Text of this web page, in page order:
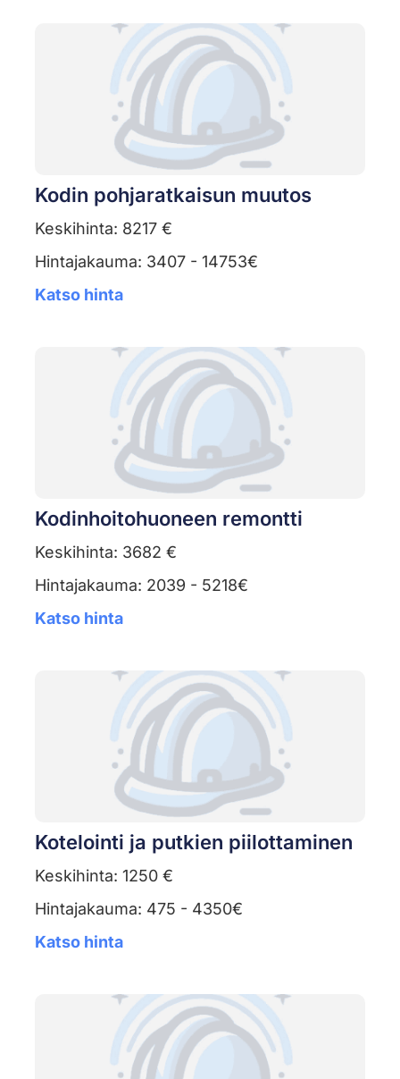
Kodin pohjaratkaisun muutos
Keskihinta: 8217 €
Hintajakauma: 3407 - 14753€
Katso hinta
Kodinhoitohuoneen remontti
Keskihinta: 3682 €
Hintajakauma: 2039 - 5218€
Katso hinta
Kotelointi ja putkien piilottaminen
Keskihinta: 1250 €
Hintajakauma: 475 - 4350€
Katso hinta